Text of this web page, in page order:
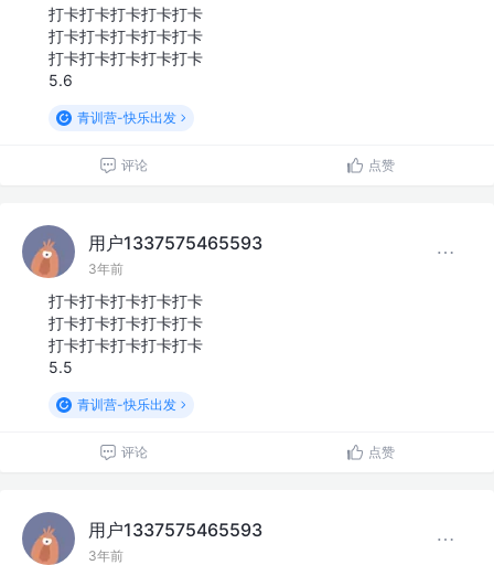
打卡打卡打卡打卡打卡
打卡打卡打卡打卡打卡
打卡打卡打卡打卡打卡
5.6
青训营-快乐出发
评论 点赞
用户1337575465593
3年前
打卡打卡打卡打卡打卡
打卡打卡打卡打卡打卡
打卡打卡打卡打卡打卡
5.5
青训营-快乐出发
评论 点赞
用户1337575465593
3年前